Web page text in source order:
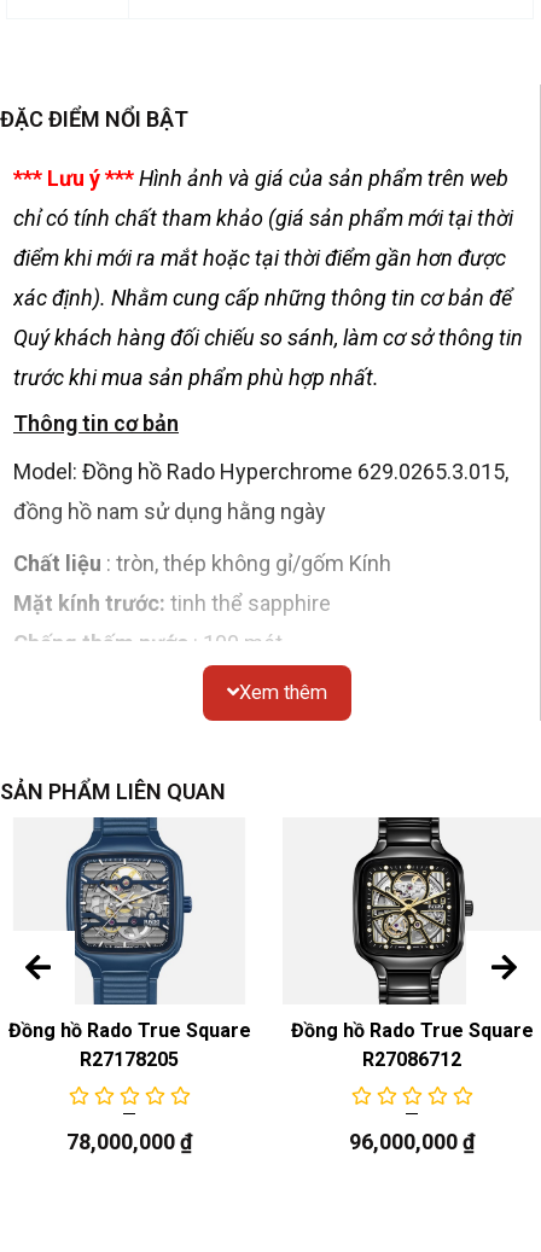
ĐẶC ĐIỂM NỔI BẬT
*** Lưu ý ***Hình ảnh và giá của sản phẩm trên web
chỉ có tính chất tham khảo (giá sản phẩm mới tại thời
điểm khi mới ra mắt hoặc tại thời điểm gần hơn được
xác định). Nhằm cung cấp những thông tin cơ bản để
Quý khách hàng đối chiếu so sánh, làm cơ sở thông tin
trước khi mua sản phẩm phù hợp nhất.
Thông tin cơ bản
Model: Đồng hồ Rado Hyperchrome 629.0265.3.015,
đồng hồ nam sử dụng hằng ngày
Chất liệu : tròn, thép không gỉ/gốm Kính
Mặt kính trước: tinh thể sapphire
Chống thấm nước : 100 mét
: đường kính 42mm
Màu sắc & Chất liệu
dây đeo đồng hồ
Màu sắc & Chất liệu
: Dây đeo bằng gốm xám
Khóa
: Khóa gấp bằng gốm
Chuyển động
Chuyển động cơ học tự động
Chức năng
Xem thêm
SẢN PHẨM LIÊN QUAN
Đồng hồ Rado True Square
R27178205
78,000,000₫
Đồng hồ Rado True Square
R27086712
96,000,000₫